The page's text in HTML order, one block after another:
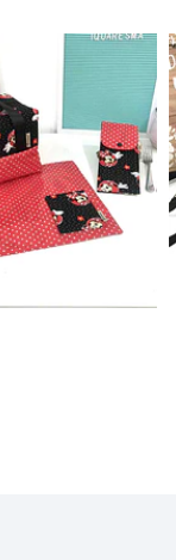
Almoço